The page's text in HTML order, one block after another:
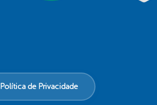
Política de Privacidade